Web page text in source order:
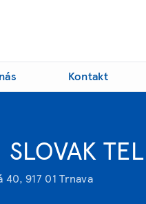
Kontakt
SLOVAK
40, 917 01 Trnava